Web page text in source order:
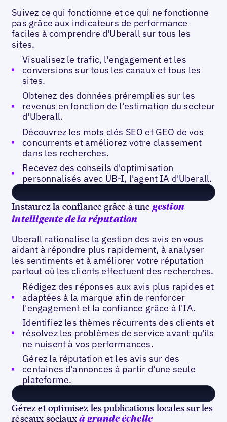
Suivez ce qui fonctionne et ce qui ne fonctionne
pas grâce aux indicateurs de performance
faciles à comprendre d'Uberall sur tous les
sites.
Visualisez le trafic, l'engagement et les
conversions sur tous les canaux et tous les
sites.
Obtenez des données préremplies sur les
revenus en fonction de l'estimation du secteur
d'Uberall.
Découvrez les mots clés SEO et GEO de vos
concurrents et améliorez votre classement
dans les recherches.
Recevez des conseils d'optimisation
personnalisés avec UB-I, l'agent IA d'Uberall.
Instaurez la confiance grâce à une gestion
intelligente de la réputation
Uberall rationalise la gestion des avis en vous
aidant à répondre plus rapidement, à analyser
les sentiments et à améliorer votre réputation
partout où les clients effectuent des recherches.
Rédigez des réponses aux avis plus rapides et
adaptées à la marque afin de renforcer
l'engagement et la confiance grâce à l'IA.
Identifiez les thèmes récurrents des clients et
résolvez les problèmes de service avant qu'ils
ne nuisent à vos performances.
Gérez la réputation et les avis sur des
centaines d'annonces à partir d'une seule
plateforme.
Gérez et optimisez les publications locales sur les
réseaux sociauxà grande échelle